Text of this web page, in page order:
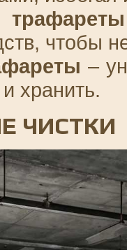
трафареты
чтобы
–
хранить.
ЧИСТКИ